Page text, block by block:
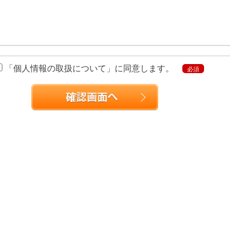
「個人情報の取扱について」に同意します。 必須